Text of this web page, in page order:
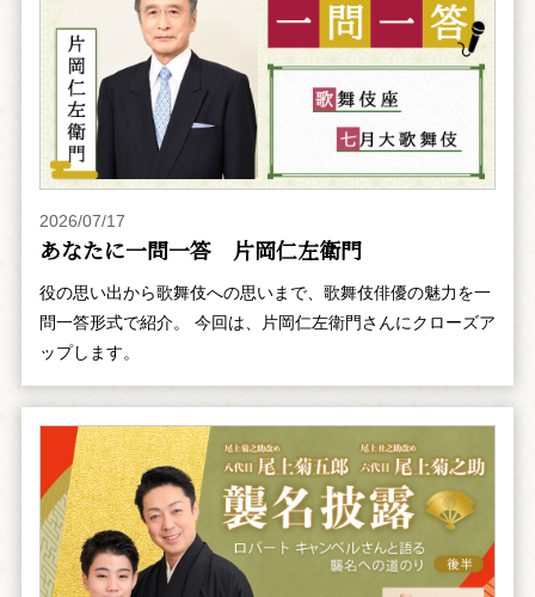
2026/07/17
あなたに一問一答 片岡仁左衛門
役の思い出から歌舞伎への思いまで、歌舞伎俳優の魅力を一
問一答形式で紹介。 今回は、片岡仁左衛門さんにクローズア
ップします。